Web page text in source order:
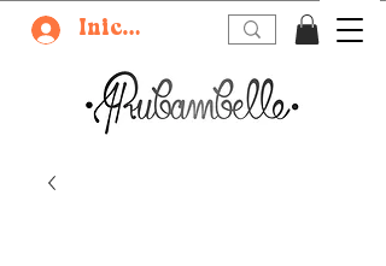
Iniciar sesión